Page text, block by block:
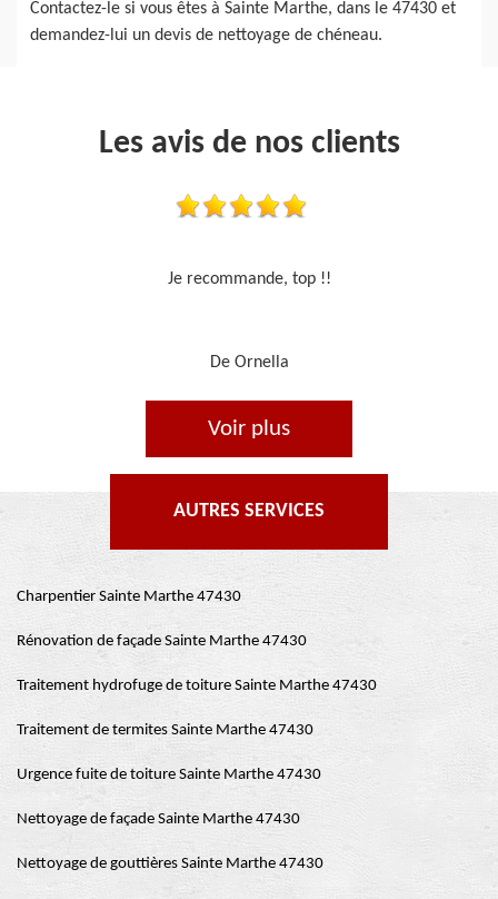
Contactez-le si vous êtes à Sainte Marthe, dans le 47430 et
demandez-lui un devis de nettoyage de chéneau.
Les avis de nos clients
Travail sérieux
De Je cours je peins
Voir plus
AUTRES SERVICES
Charpentier Sainte Marthe 47430
Rénovation de façade Sainte Marthe 47430
Traitement hydrofuge de toiture Sainte Marthe 47430
Traitement de termites Sainte Marthe 47430
Urgence fuite de toiture Sainte Marthe 47430
Nettoyage de façade Sainte Marthe 47430
Nettoyage de gouttières Sainte Marthe 47430